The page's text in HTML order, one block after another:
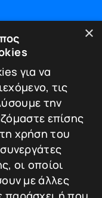
×
για να
τις
την
επίσης
χρήση του
οι οποίοι
με άλλες